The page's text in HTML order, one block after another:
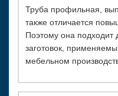
Труба профильная,
также отличается
Поэтому она подходит
заготовок,
мебельном